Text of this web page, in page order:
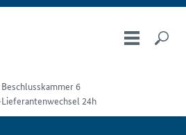
Beschlusskammer 6
Lieferantenwechsel 24h